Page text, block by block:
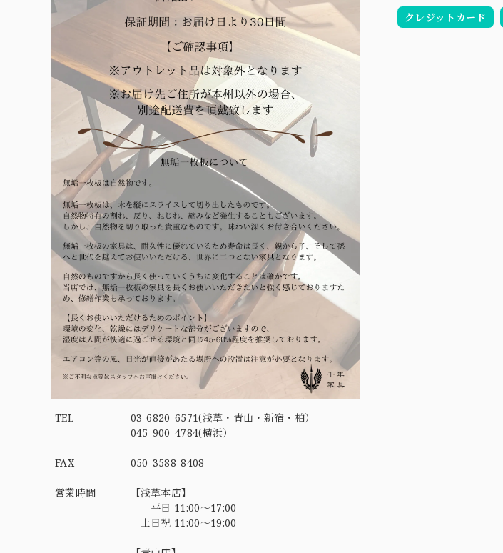
TEL
03-6820-6571(浅草・青山・新宿・柏）
045-900-4784(横浜）
FAX 050-3588-8408
営業時間
【浅草本店】
平日 11:00～17:00
土日祝 11:00～19:00
クレジットカード